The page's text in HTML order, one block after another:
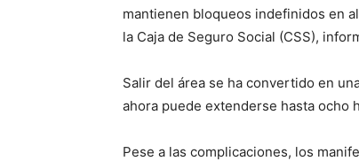
mantienen bloqueos indefinidos en
la Caja de Seguro Social (CSS),
Salir del área se ha convertido en
ahora puede extenderse hasta ocho
Pese a las complicaciones, los